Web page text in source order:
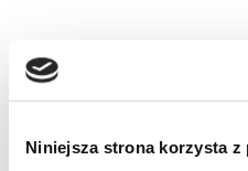
Niniejsza strona korzysta z
Załączniki